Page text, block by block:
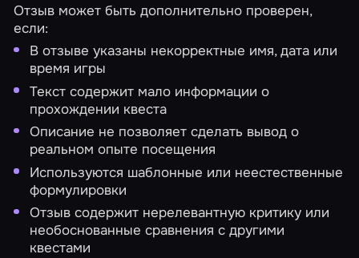
Отзыв может быть дополнительно проверен,
если:
В отзыве указаны некорректные имя, дата или
время игры
Текст содержит мало информации о
прохождении квеста
Описание не позволяет сделать вывод о
реальном опыте посещения
Используются шаблонные или неестественные
формулировки
Отзыв содержит нерелевантную критику или
необоснованные сравнения с другими
квестами